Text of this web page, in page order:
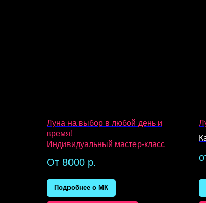
Луна на выбор в любой день и
время!
Индивидуальный мастер-класс
От 8000 р.
Подробнее о МК